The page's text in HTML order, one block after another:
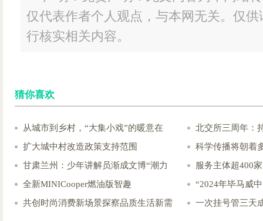
仅代表作者个人观点，与本网无关。仅
行核实相关内容。
猜你喜欢
从城市到乡村，“大集小戏”的暖意在
北交所三周年：
扩大城中村改造政策支持范围
科学传播将朝着
甘肃兰州：少年讲解员渐成文博“潮力
服务主体超400
全新MINICooper燃油版智趣
“2024年毕马威
共创时尚消费新场景探察品质生活新需
一次挂号管三天